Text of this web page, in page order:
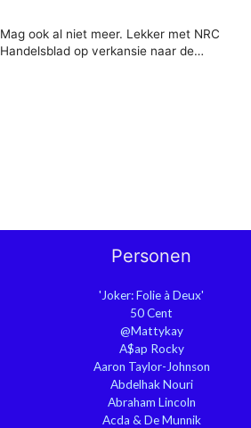
Mag ook al niet meer. Lekker met NRC
Handelsblad op verkansie naar de…
Personen
'Joker: Folie à Deux'
50 Cent
@Mattykay
A$ap Rocky
Aaron Taylor-Johnson
Abdelhak Nouri
Abraham Lincoln
Acda & De Munnik